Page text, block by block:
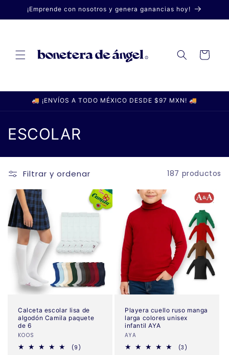
directamente
al contenido
¡Emprende con nosotros y genera ganancias hoy!
Carrito
🚚 ¡ENVÍOS A TODO MÉXICO DESDE $97 MXN! 🚚
C
o
l
e
c
c
ESCOLAR
Filtrar y ordenar 187 productos
Calceta escolar lisa de
algodón Camila paquete
de 6
Proveedor:
KOOS
(9)
Playera cuello ruso manga
larga colores unisex
infantil AYA
Proveedor:
AYA
(3)